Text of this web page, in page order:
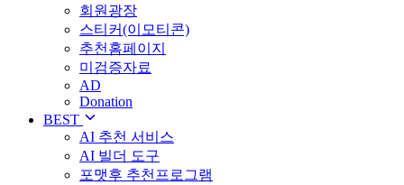
회원광장
스티커(이모티콘)
추천홈페이지
미검증자료
AD
Donation
BEST
AI 추천 서비스
AI 빌더 도구
포맷후 추천프로그램